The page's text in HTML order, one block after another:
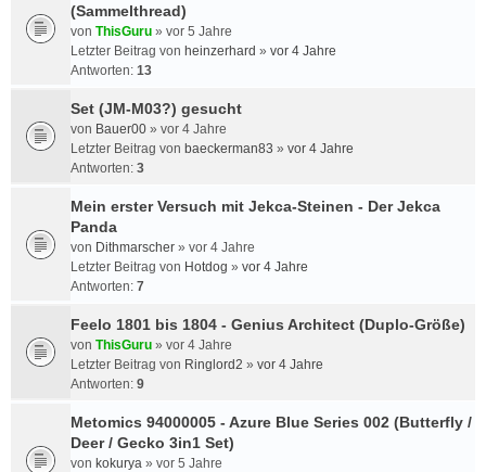
(Sammelthread)
von ThisGuru » vor 5 Jahre
Letzter Beitrag von heinzerhard » vor 4 Jahre
Antworten: 13
Set (JM-M03?) gesucht
von Bauer00 » vor 4 Jahre
Letzter Beitrag von baeckerman83 » vor 4 Jahre
Antworten: 3
Mein erster Versuch mit Jekca-Steinen - Der Jekca
Panda
von Dithmarscher » vor 4 Jahre
Letzter Beitrag von Hotdog » vor 4 Jahre
Antworten: 7
Feelo 1801 bis 1804 - Genius Architect (Duplo-Größe)
von ThisGuru » vor 4 Jahre
Letzter Beitrag von Ringlord2 » vor 4 Jahre
Antworten: 9
Metomics 94000005 - Azure Blue Series 002 (Butterfly /
Deer / Gecko 3in1 Set)
von kokurya » vor 5 Jahre